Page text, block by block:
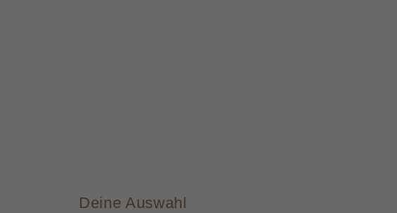
Deine Auswahl